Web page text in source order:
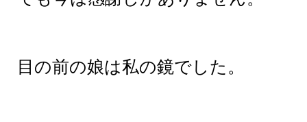
目の前の娘は私の鏡でした。